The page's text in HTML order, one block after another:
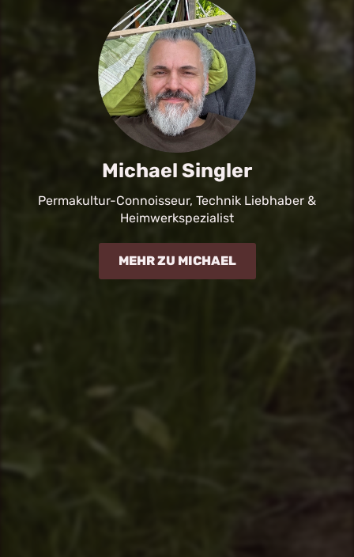
Michael Singler
Permakultur-Connoisseur, Technik Liebhaber &
Heimwerkspezialist
MEHR ZU MICHAEL